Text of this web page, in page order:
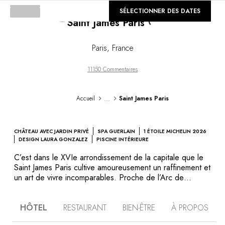
GALERIE
Saint James Paris Loading...
Paris, France
11150 Commentaires
Accueil ... Saint James Paris
CHÂTEAU AVEC JARDIN PRIVÉ SPA GUERLAIN
1 ÉTOILE MICHELIN 2026
DESIGN LAURA GONZALEZ
PISCINE INTÉRIEURE
C’est dans le XVIe arrondissement de la capitale que le
Saint James Paris cultive amoureusement un raffinement et
un art de vivre incomparables. Proche de l’Arc de
lui confère une aura unique. Elle se distingue sur 5000
SÉLECTIONNER DES DATES
HÔTEL RESTAURANT BIEN-ÊTRE À PROPOS